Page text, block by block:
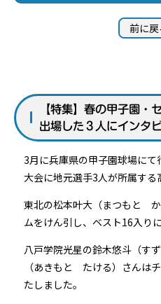
前に戻
【特集】春の甲子園・
出場した３人にインタ
3月に兵庫県の甲子園球場に
大会に地元選手3人が所属する
東北の松本叶大（まつもと
ムをけん引し、ベスト16入りに
八戸学院光星の鈴木悠斗（す
（あきもと たける）さんは
たしました。